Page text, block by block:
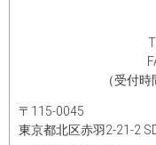
（受付
〒115-0045
東京都北区赤羽2-21-2